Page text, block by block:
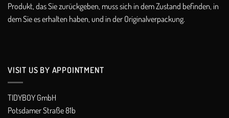
Produkt, das Sie zurückgeben, muss sich in dem Zustand befinden, in
dem Sie es erhalten haben, und in der Originalverpackung.
VISIT US BY APPOINTMENT
TIDYBOY GmbH
Potsdamer Straße 81b